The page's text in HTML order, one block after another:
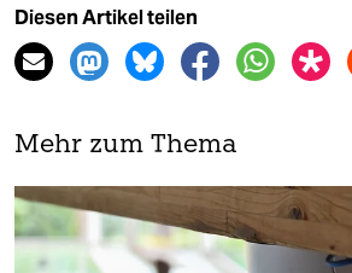
Diesen Artikel teilen
Mehr zum Thema